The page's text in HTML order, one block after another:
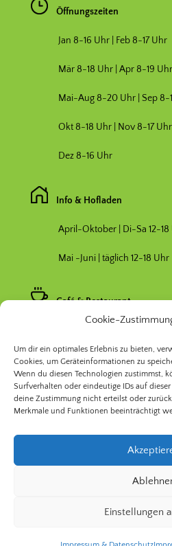
Cookie-
Um dir ein optimales Erlebnis zu bieten,
Cookies, um Geräteinformationen zu
Wenn du diesen Technologien zustimmst,
Surfverhalten oder eindeutige IDs auf
deine Zustimmung nicht erteilst oder
Merkmale und Funktionen beeinträchtigt
Einstellungen
Öffnungszeiten
Jan 8-16 Uhr | Feb 8-17 Uhr
Mär 8-18 Uhr | Apr 8-19 Uhr
Mai-Aug 8-20 Uhr | Sep 8-
Okt 8-18 Uhr | Nov 8-17 Uhr
Dez 8-16 Uhr
Info & Hofladen
April-Oktober | Di-Sa 12-18
Mai -Juni | täglich 12-18 Uhr
Café & Restaurant
Hauptsaison Mai-
© 2026 Prinzessinnengarten